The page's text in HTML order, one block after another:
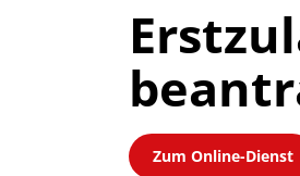
Zum Online-Dienst